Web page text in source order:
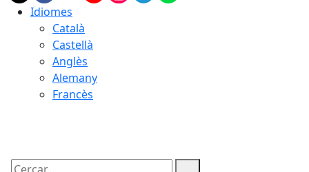
Idiomes
Català
Castellà
Anglès
Alemany
Francès